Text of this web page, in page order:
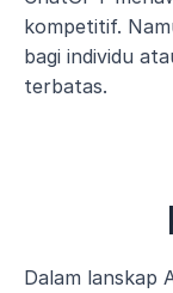
kompetitif.
bagi individu
terbatas.
Dalam lanskap